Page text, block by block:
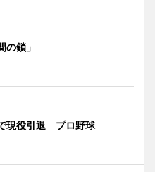
の鎖」
現役引退 プロ野球